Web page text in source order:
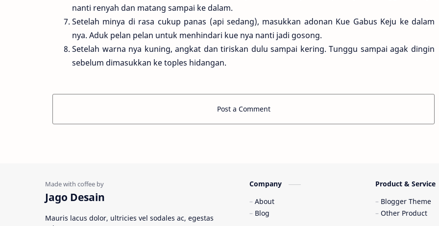
nanti renyah dan matang sampai ke dalam.
Setelah minya di rasa cukup panas (api sedang), masukkan adonan Kue Gabus Keju ke dalam
nya. Aduk pelan pelan untuk menhindari kue nya nanti jadi gosong.
Setelah warna nya kuning, angkat dan tiriskan dulu sampai kering. Tunggu sampai agak dingin
sebelum dimasukkan ke toples hidangan.
Post a Comment
Jago Desain
Mauris lacus dolor, ultricies vel sodales ac, egestas
Company
About
Blog
Product & Service
Blogger Theme
Other Product